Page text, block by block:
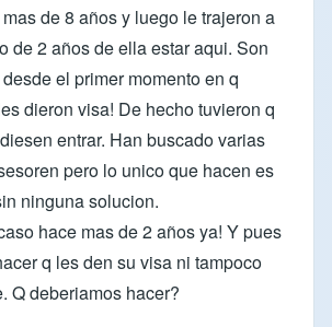
de 8 años y luego le trajeron a
de 2 años de ella estar aqui. Son
el primer momento en q
dieron visa! De hecho tuvieron q
entrar. Han buscado varias
pero lo unico que hacen es
ninguna solucion.
hace mas de 2 años ya! Y pues
q les den su visa ni tampoco
Q deberiamos hacer?